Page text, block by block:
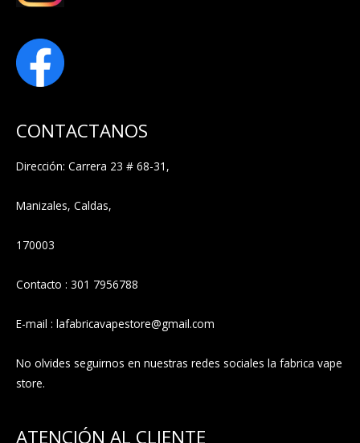
CONTACTANOS
Dirección: Carrera 23 # 68-31,
Manizales, Caldas,
170003
Contacto : 301 7956788
E-mail : lafabricavapestore@gmail.com
No olvides seguirnos en nuestras redes sociales la fabrica vape
store.
ATENCIÓN AL CLIENTE